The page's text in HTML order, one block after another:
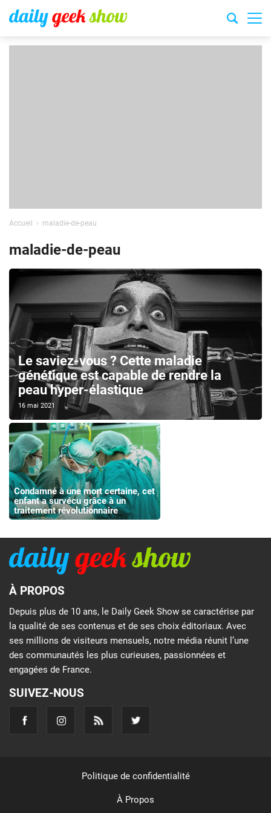
Accueil maladie-de-peau
maladie-de-peau
Le saviez-vous ? Cette maladie
génétique est capable de rendre la
peau hyper-élastique
16 mai 2021
Condamné à une mort certaine, cet
enfant a survécu grâce à un
traitement révolutionnaire
À PROPOS
Depuis plus de 10 ans, le Daily Geek Show se caractérise par
la qualité de ses contenus et de ses choix éditoriaux. Avec
ses millions de visiteurs mensuels, notre média réunit l’une
des communautés les plus curieuses, passionnées et
engagées de France.
SUIVEZ-NOUS
Politique de confidentialité
À Propos